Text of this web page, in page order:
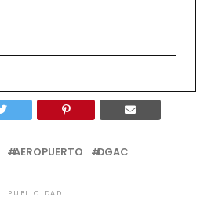
AEROPUERTO
DGAC
PUBLICIDAD